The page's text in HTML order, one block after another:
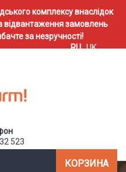
комплексу внаслідок
відвантаження замовлень
за незручності!
523
КОРЗИНА
RU UK